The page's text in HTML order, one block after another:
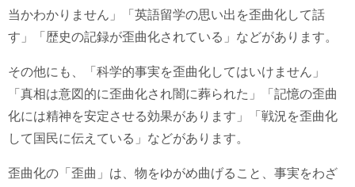
当かわかりません」「英語留学の思い出を歪曲化して話
す」「歴史の記録が歪曲化されている」などがあります。
その他にも、「科学的事実を歪曲化してはいけません」
「真相は意図的に歪曲化され闇に葬られた」「記憶の歪曲
化には精神を安定させる効果があります」「戦況を歪曲化
して国民に伝えている」などがあります。
歪曲化の「歪曲」は、物をゆがめ曲げること、事実をわざ